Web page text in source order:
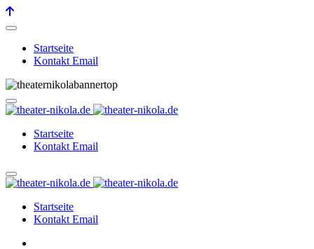
Startseite
Kontakt Email
Startseite
Kontakt Email
Startseite
Kontakt Email